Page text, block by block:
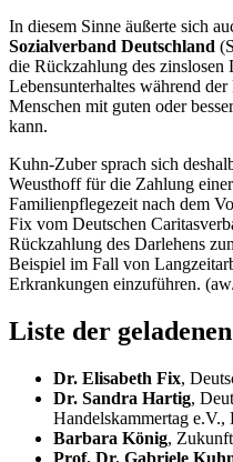
In diesem Sinne äußerte sich
Sozialverband Deutschland
die Rückzahlung des zinslosen
Lebensunterhaltes während
Menschen mit guten oder
kann.
Kuhn-Zuber sprach sich
Weusthoff für die Zahlung
Familienpflegezeit nach dem
Fix vom Deutschen
Rückzahlung des Darlehens
Beispiel im Fall von
Erkrankungen einzuführen.
Liste der
Dr. Elisabeth Fix,
Dr. Sandra Hartig,
Handelskammertag e.V.,
Barbara König,
Prof. Dr. Gabriele